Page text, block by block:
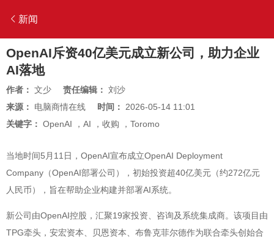
新闻
OpenAI斥资40亿美元成立新公司，助力企业
AI落地
作者： 文少 责任编辑： 刘沙
来源： 电脑商情在线 时间： 2026-05-14 11:01
关键字： OpenAI ， AI ， 收购 ， Toromo
当地时间5月11日，OpenAI宣布成立OpenAI Deployment
Company（OpenAI部署公司），初始投资超40亿美元（约272亿元
人民币），旨在帮助企业构建并部署AI系统。
新公司由OpenAI控股，汇聚19家投资、咨询及系统集成商。该项目由
TPG牵头，安宏资本、贝恩资本、布鲁克菲尔德作为联合牵头创始合